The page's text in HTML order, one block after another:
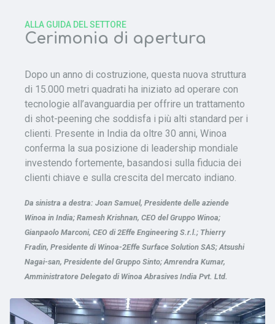
Cerimonia di apertura
ALLA GUIDA DEL SETTORE
Dopo un anno di costruzione, questa nuova struttura
di 15.000 metri quadrati ha iniziato ad operare con
tecnologie all’avanguardia per offrire un trattamento
di shot-peening che soddisfa i più alti standard per i
clienti. Presente in India da oltre 30 anni, Winoa
conferma la sua posizione di leadership mondiale
investendo fortemente, basandosi sulla fiducia dei
clienti chiave e sulla crescita del mercato indiano.
Da sinistra a destra: Joan Samuel, Presidente delle aziende
Winoa in India; Ramesh Krishnan, CEO del Gruppo Winoa;
Gianpaolo Marconi, CEO di 2Effe Engineering S.r.l.; Thierry
Fradin, Presidente di Winoa-2Effe Surface Solution SAS; Atsushi
Nagai-san, Presidente del Gruppo Sinto; Amrendra Kumar,
Amministratore Delegato di Winoa Abrasives India Pvt. Ltd.